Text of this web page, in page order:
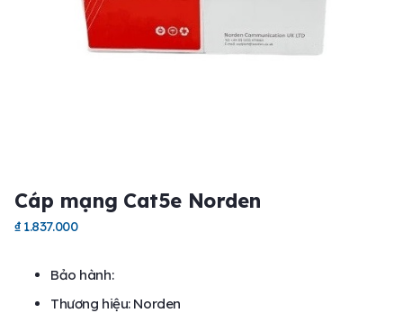
Cáp mạng Cat5e Norden
₫1.837.000
Bảo hành:
Thương hiệu: Norden